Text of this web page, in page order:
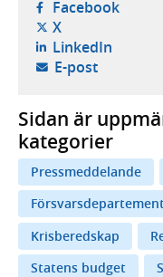
Facebook-
X- öppnas i ny
LinkedIn-
E-post- öppnar
Sidan är
kategorier
Pressmeddelande
Krisberedskap
Statens budget